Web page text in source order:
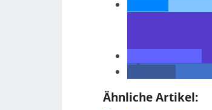
Ähnliche Artikel: